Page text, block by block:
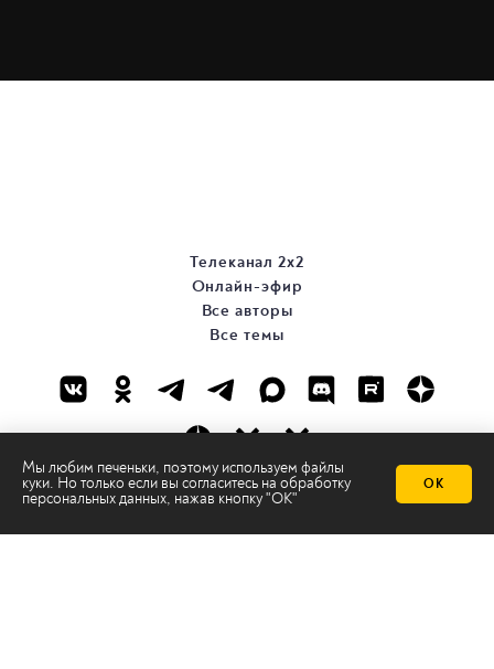
Мы любим печеньки, поэтому используем файлы
куки. Но только если вы согласитесь на обработку
персональных данных, нажав кнопку "ОК"
ОК
Телеканал 2х2
Онлайн-эфир
Все авторы
Все темы
© ООО «ТРК «2Х2», 2026
Правовая информация